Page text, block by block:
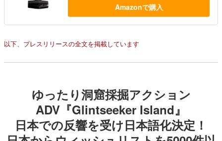
Amazonで購入
以下、プレスリリースの全文を掲載しています
ゆったり洞窟採掘アクション
ADV『Glintseeker Island』
日本での反響を受け日本語化決定！